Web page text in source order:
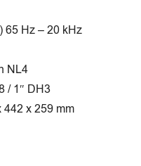
65 Hz – 20 kHz
NL4
/ 1″ DH3
442 x 259 mm